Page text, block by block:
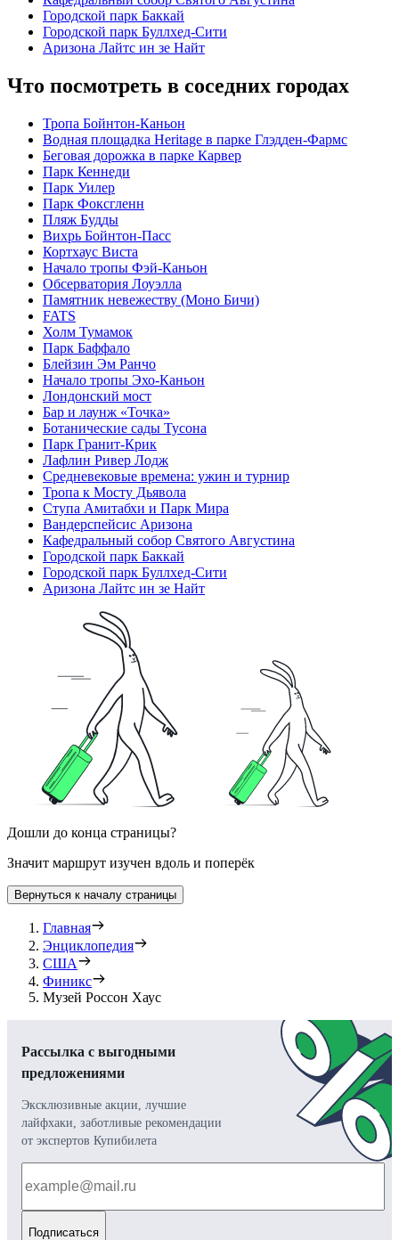
Городской парк Баккай
Городской парк Буллхед-Сити
Аризона Лайтс ин зе Найт
Что посмотреть в соседних городах
Тропа Бойнтон-Каньон
Водная площадка Heritage в парке Глэдден-Фармс
Беговая дорожка в парке Карвер
Парк Кеннеди
Парк Уилер
Парк Фоксгленн
Пляж Будды
Вихрь Бойнтон-Пасс
Кортхаус Виста
Начало тропы Фэй-Каньон
Обсерватория Лоуэлла
Памятник невежеству (Моно Бичи)
FATS
Холм Тумамок
Парк Баффало
Блейзин Эм Ранчо
Начало тропы Эхо-Каньон
Лондонский мост
Бар и лаунж «Точка»
Ботанические сады Тусона
Парк Гранит-Крик
Лафлин Ривер Лодж
Средневековые времена: ужин и турнир
Тропа к Мосту Дьявола
Ступа Амитабхи и Парк Мира
Вандерспейсис Аризона
Кафедральный собор Святого Августина
Городской парк Баккай
Городской парк Буллхед-Сити
Аризона Лайтс ин зе Найт
Дошли до конца страницы?
Значит маршрут изучен вдоль и поперёк
Вернуться к началу страницы
Главная
Энциклопедия
США
Финикс
Музей Россон Хаус
Рассылка с выгодными
предложениями
Эксклюзивные акции, лучшие
лайфхаки, заботливые рекомендации
от экспертов Купибилета
Подписаться